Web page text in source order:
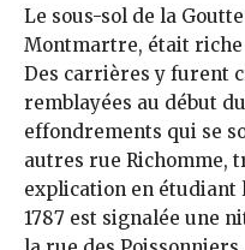
Le sous-sol de la
Montmartre, était
Des carrières y furent
remblayées au début
effondrements qui se
autres rue Richomme,
explication en étudiant
1787 est signalée une